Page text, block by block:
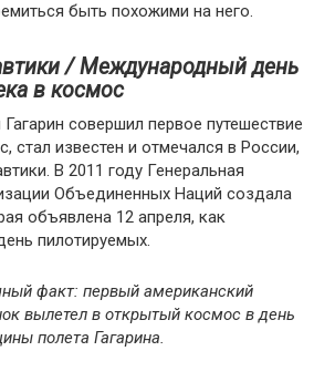
быть похожими на него.
/ Международный день
в космос
совершил первое путешествие
стал известен и отмечался в России,
В 2011 году Генеральная
Объединенных Наций создала
объявлена 12 апреля, как
пилотируемых.
факт: первый американский
вылетел в открытый космос в день
полета Гагарина.